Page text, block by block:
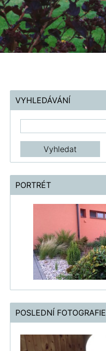
VYHLEDÁVÁNÍ
PORTRÉT
POSLEDNÍ FOTOGRAFIE